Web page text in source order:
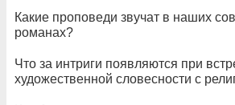
Какие проповеди звучат в наших
романах?
Что за интриги появляются при
художественной словесности с